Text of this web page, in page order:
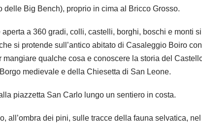
delle Big Bench), proprio in cima al Bricco Grosso.
aperta a 360 gradi, colli, castelli, borghi, boschi e monti
si protende sull’antico abitato di Casaleggio Boiro
mangiare qualche cosa e conoscere la storia del
medievale e della Chiesetta di San Leone.
piazzetta San Carlo lungo un sentiero in costa.
all’ombra dei pini, sulle tracce della fauna selvatica,